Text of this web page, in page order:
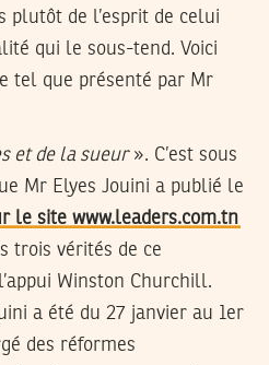
plutôt de l’esprit de celui
qui le sous-tend. Voici
tel que présenté par Mr
et de la sueur». C’est sous
Mr Elyes Jouini a publié le
le site www.leaders.com.tn
trois vérités de ce
Winston Churchill.
a été du 27 janvier au 1er
des réformes